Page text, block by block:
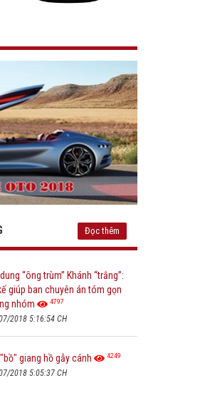
Đọc thêm
“ông trùm” Khánh “trắng”:
giúp ban chuyên án tóm gọn
nhóm
4797
2018 5:16:54 CH
giang hồ gẫy cánh 4249
2018 5:05:37 CH